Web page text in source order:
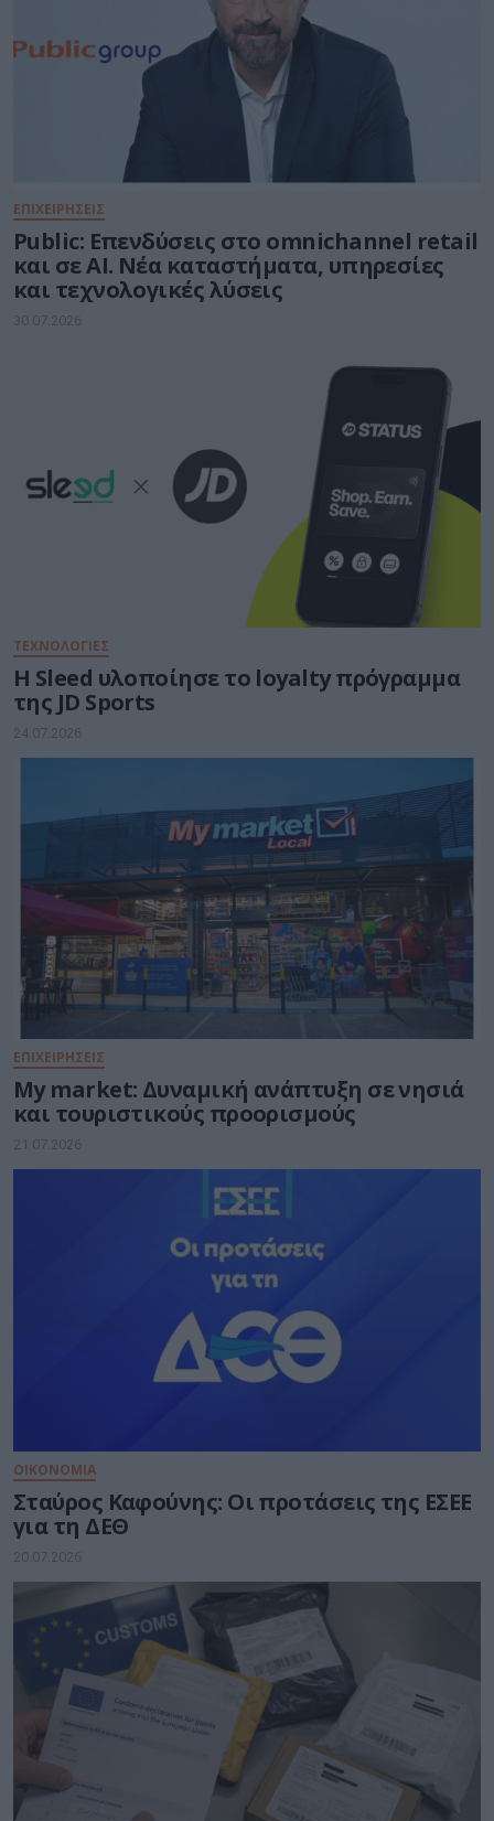
ΕΠΙΧΕΙΡΗΣΕΙΣ
Public: Επενδύσεις στo omnichannel retail
και σε ΑΙ. Νέα καταστήματα, υπηρεσίες
και τεχνολογικές λύσεις
30.07.2026
ΤΕΧΝΟΛΟΓΙΕΣ
Η Sleed υλοποίησε το loyalty πρόγραμμα
της JD Sports
24.07.2026
ΕΠΙΧΕΙΡΗΣΕΙΣ
My market: Δυναμική ανάπτυξη σε νησιά
και τουριστικούς προορισμούς
21.07.2026
ΟΙΚΟΝΟΜΙΑ
Σταύρος Καφούνης: Οι προτάσεις της ΕΣΕΕ
για τη ΔΕΘ
20.07.2026